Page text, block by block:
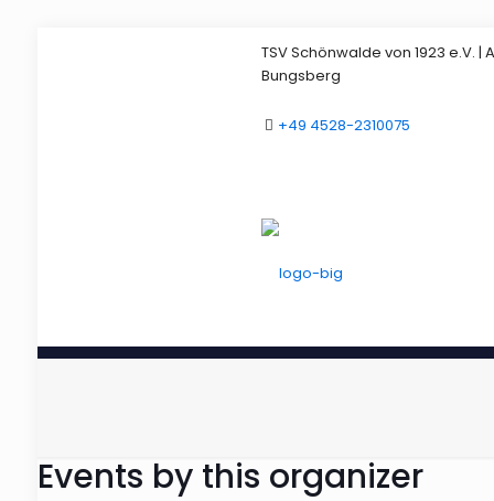
TSV Schönwalde von 1923 e.V.
Bungsberg
+49 4528-2310075
Events by this organizer